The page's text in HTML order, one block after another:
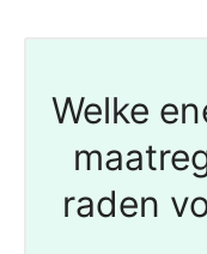
Welke
raden